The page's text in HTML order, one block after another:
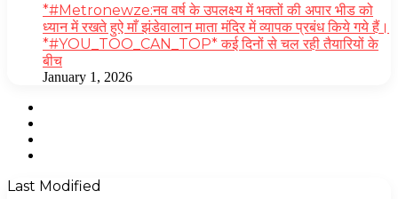
*#Metronewze:नव वर्ष के उपलक्ष्य में भक्तों की अपार भीड को
ध्यान में रखते हुऐ माँ झंडेवालान माता मंदिर में व्यापक प्रबंध किये गये हैं।
*#YOU_TOO_CAN_TOP* कई दिनों से चल रही तैयारियों के
बीच
January 1, 2026
Last Modified